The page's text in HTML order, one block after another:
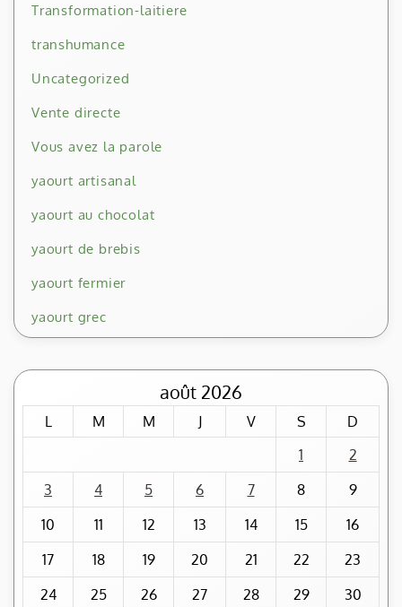
Transformation-laitiere
transhumance
Uncategorized
Vente directe
Vous avez la parole
yaourt artisanal
yaourt au chocolat
yaourt de brebis
yaourt fermier
yaourt grec
août 2026
L M M J V S
D
1
2
3
4 5 6 7 8
9
10
11 12 13 14 15
16
17
18 19 20 21 22
23
24
25 26 27 28 29
30